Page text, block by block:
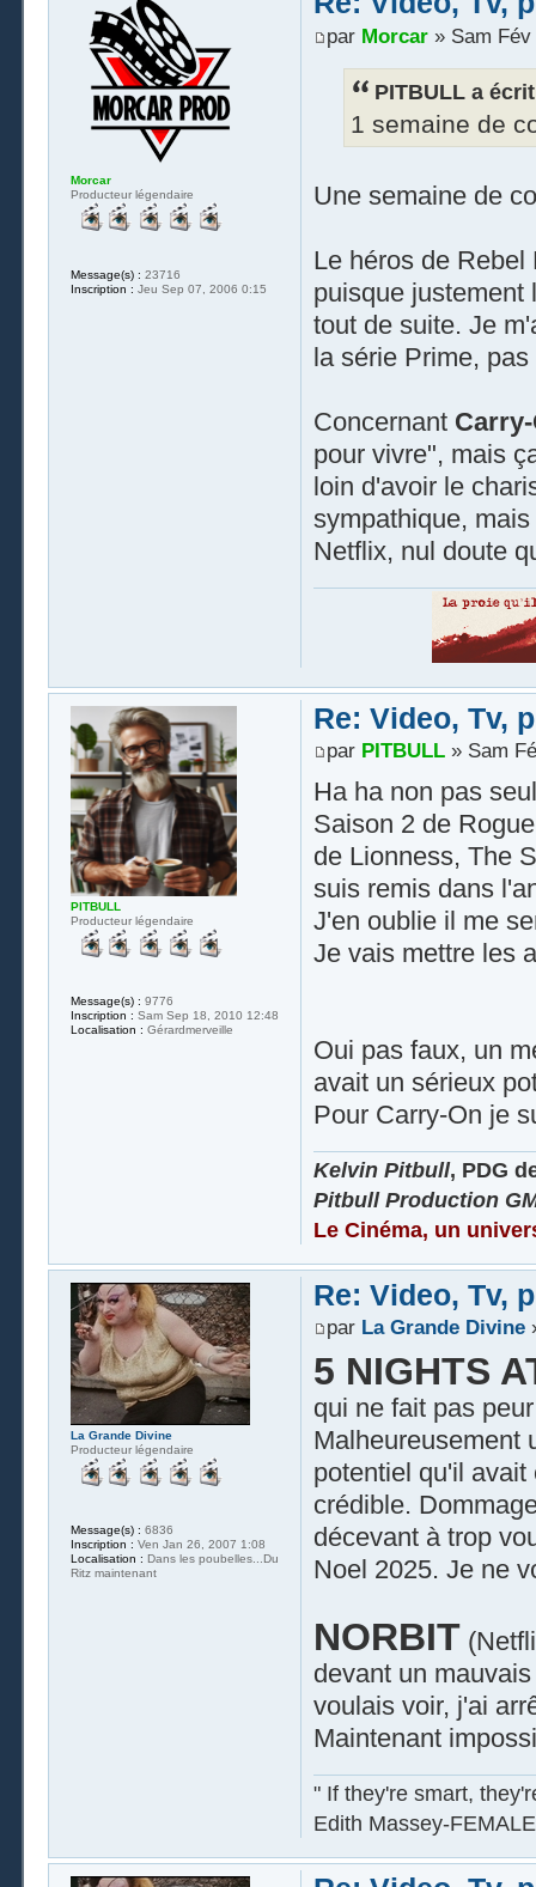
par Morcar» Sam Fév
PITBULL a
1 semaine de
Une semaine de
Le héros de
puisque justement
tout de suite. Je
la série Prime,
Concernant
pour vivre", mais
loin d'avoir le
sympathique,
Netflix, nul doute
Morcar
Producteur légendaire
Message(s) : 23716
Inscription : Jeu Sep 07, 2006 0:15
Re: Video, Tv,
par PITBULL» Sam
Ha ha non pas
Saison 2 de
de Lionness, The
suis remis dans
J'en oublie il me
Je vais mettre les
Oui pas faux, un
avait un sérieux
Pour Carry-On je
Kelvin Pitbull, PDG
Pitbull Production
Le Cinéma, un
PITBULL
Producteur légendaire
Message(s) : 9776
Inscription : Sam Sep 18, 2010 12:48
Localisation : Gérardmerveille
Re: Video, Tv,
par La Grande Divine
5 NIGHTS
qui ne fait pas
Malheureusement
potentiel qu'il
crédible.
décevant à trop
Noel 2025. Je ne
NORBIT
devant un
voulais voir, j'ai
Maintenant
" If they're smart,
Edith Massey-
La Grande Divine
Producteur légendaire
Message(s) : 6836
Inscription : Ven Jan 26, 2007 1:08
Localisation : Dans les poubelles...Du
Ritz maintenant